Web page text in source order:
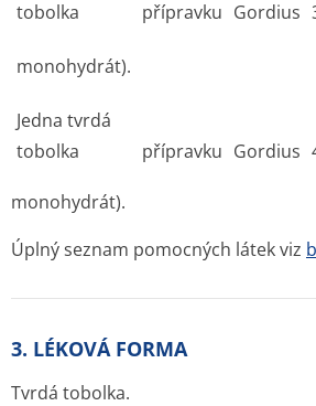
tobolka
přípravku Gordius
monohydrát).
Jedna tvrdá
tobolka
přípravku Gordius
monohydrát).
Úplný seznam pomocných látek viz
3. LÉKOVÁ FORMA
Tvrdá tobolka.